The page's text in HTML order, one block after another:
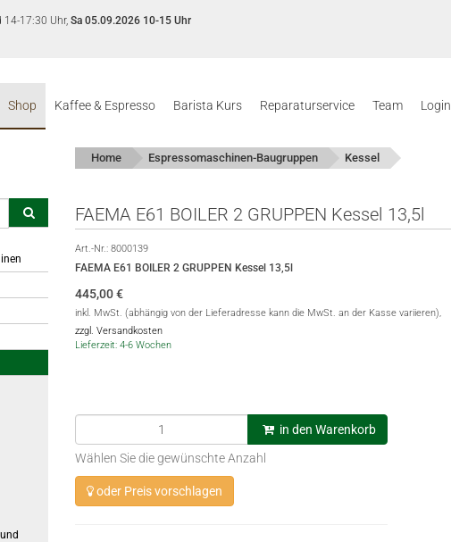
14-17:30 Uhr, Sa 05.09.2026 10-15 Uhr
Shop Kaffee & Espresso Barista Kurs Reparaturservice Team Login
Home Espressomaschinen-Baugruppen Kessel
FAEMA E61 BOILER 2 GRUPPEN Kessel 13,5l
Art.-Nr.: 8000139
FAEMA E61 BOILER 2 GRUPPEN Kessel 13,5l
445,00€
inkl. MwSt. (abhängig von der Lieferadresse kann die MwSt. an der Kasse variieren),
zzgl. Versandkosten
Lieferzeit: 4-6 Wochen
in den Warenkorb
Wählen Sie die gewünschte Anzahl
oder Preis vorschlagen